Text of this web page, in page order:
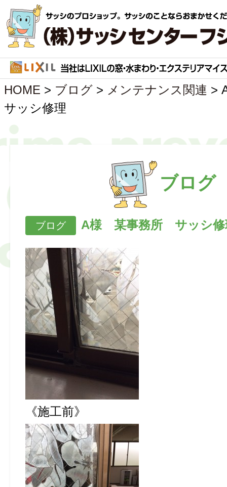
HOME > ブログ > メンテナンス関連 >
サッシ修理
ブログ
ブログ A様 某事務所 サッシ修
《施工前》